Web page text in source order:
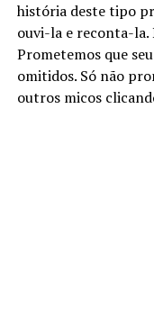
história deste tipo
ouvi-la e reconta-la.
Prometemos que
omitidos. Só não
outros micos